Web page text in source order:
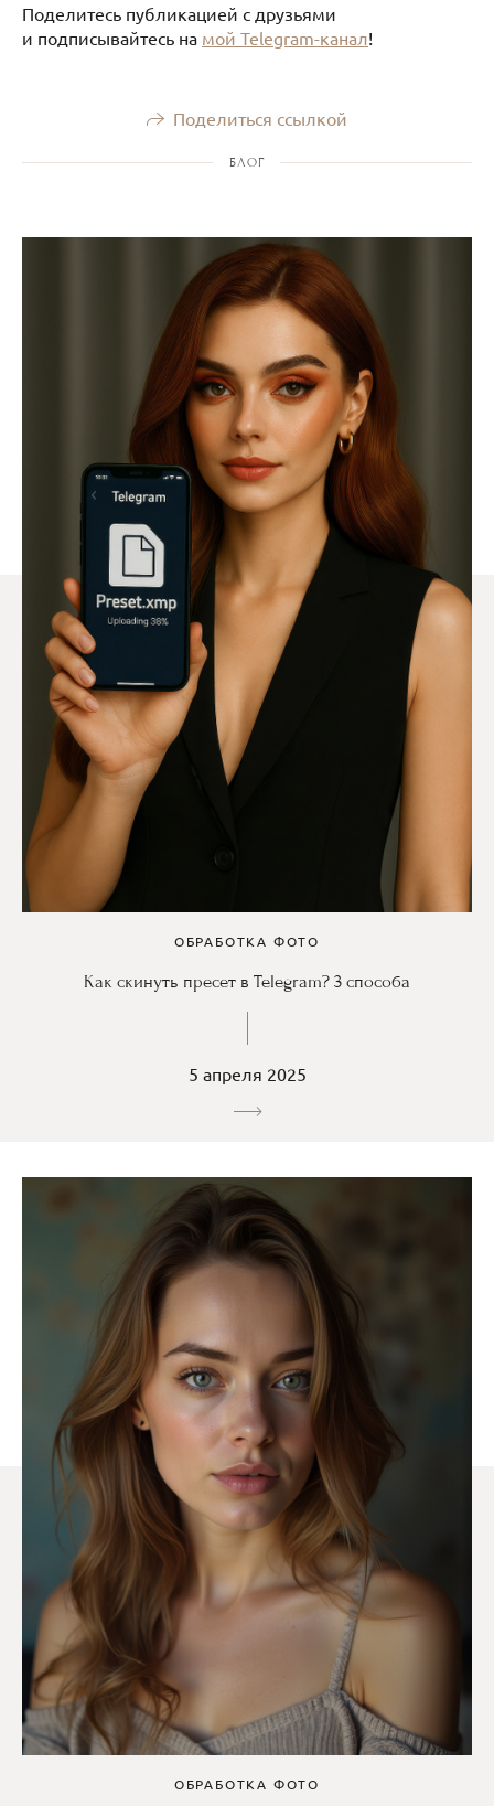
Поделитесь публикацией с друзьями
и подписывайтесь на мой Telegram-канал!
Поделиться ссылкой
БЛОГ
ОБРАБОТКА ФОТО
Как скинуть пресет в Telegram? 3 способа
5 апреля 2025
ОБРАБОТКА ФОТО